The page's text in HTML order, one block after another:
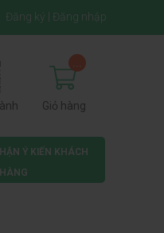
Đăng ký Đăng nhập
Giỏ hàng
Ý KIẾN KHÁCH
HÀNG